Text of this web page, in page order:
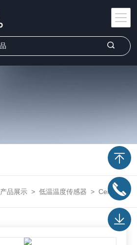
产品展示 > 低温温度传感器 > Cernox >